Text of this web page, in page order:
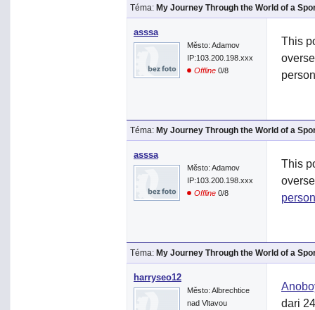
Téma: My Journey Through the World of a
asssa
Město: Adamov
IP:103.200.198.xxx
Offline 0/8
This
Téma: My Journey Through the World of a
asssa
Město: Adamov
IP:103.200.198.xxx
Offline 0/8
This
Téma: My Journey Through the World of a
harryseo12
Město: Albrechtice
nad Vltavou
dari